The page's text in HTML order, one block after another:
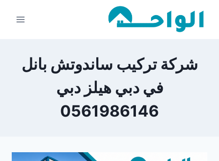
شركة تركيب ساندوتش بانل
في دبي هيلز دبي
0561986146